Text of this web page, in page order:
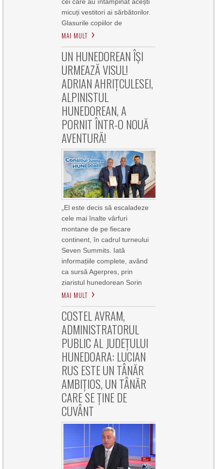
micuți vestitori ai sărbătorilor.
Glasurile copiilor de
MAI MULT
UN HUNEDOREAN ÎȘI
URMEAZĂ VISUL!
ADRIAN AHRIȚCULESEI,
ALPINISTUL
HUNEDOREAN, A
PORNIT ÎNTR-O NOUĂ
AVENTURĂ!
„El este decis să escaladeze
cele mai înalte vârfuri
montane de pe fiecare
continent, în cadrul turneului
Seven Summits. Iată
informațiile complete, având
ca sursă Agerpres, prin
ziaristul hunedorean Sorin
MAI MULT
COSTEL AVRAM,
ADMINISTRATORUL
PUBLIC AL JUDEȚULUI
HUNEDOARA: LUCIAN
RUS ESTE UN TÂNĂR
AMBIȚIOS, UN TÂNĂR
CARE SE ȚINE DE
CUVÂNT